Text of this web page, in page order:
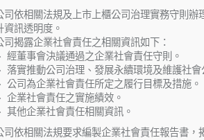
司依相關法規及上市上櫃公司治理實務守則
資訊透明度。
司揭露企業社會責任之相關資訊如下：
經董事會決議通過之企業社會責任守則。
落實推動公司治理、發展永續環境及維護社
公司為企業社會責任所定之履行目標及措施。
企業社會責任之實施績效。
其他企業社會責任相關資訊。
司依相關法規要求編製企業社會責任報告書，